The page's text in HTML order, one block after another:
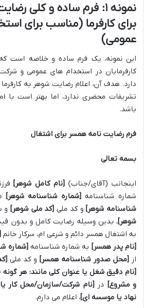
نمونه ۱: فرم ساده و کلی
برای کارفرما (مناسب برای
عمومی)
این نمونه، یک فرم ساده و خلاصه است که
کارفرمایان در استخدام های عمومی و
دارد. هدف آن، اعلام رضایت شوهر به
تشریفات محضری ندارد، اما بهتر است با
باشد.
فرم رضایت نامه همسر برای اشتغال
بسمه تعالی
اینجانب (آقای/جناب) [نام کامل شوهر]
شماره شناسنامه [شماره شناسنامه شوهر]
شناسنامه شوهر] و کد ملی [کد ملی شوهر] و
شوهر]، بدین وسیله رضایت کامل و بدون
به اشتغال همسر دائم و شرعی ام، سرکار خانم
[نام پدر همسر] به شماره شناسنامه [شماره
از [محل صدور شناسنامه همسر] و کد ملی
[نام دقیق شغل یا عنوان کلی مانند: هر
و مشروع] در [نام شرکت/سازمان/محل کار
نهاد یا موسسه ای]، اعلام می دارم.